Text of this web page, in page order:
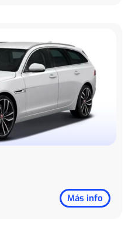
Más info